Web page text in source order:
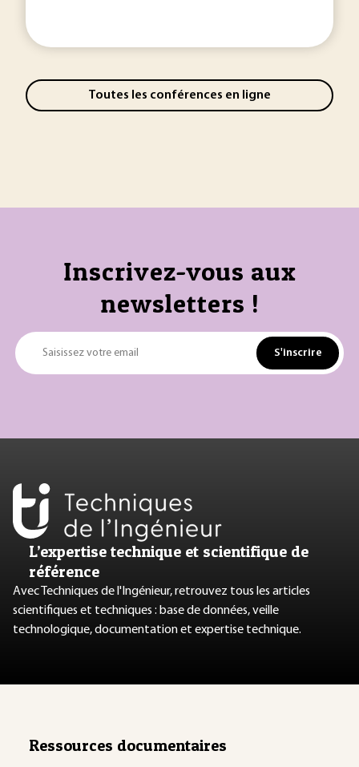
Toutes les conférences en ligne
Inscrivez-vous aux
newsletters !
Saisissez votre email S'inscrire
L’expertise technique et scientifique de
référence
Avec Techniques de l'Ingénieur, retrouvez tous les articles
scientifiques et techniques : base de données, veille
technologique, documentation et expertise technique.
Ressources documentaires